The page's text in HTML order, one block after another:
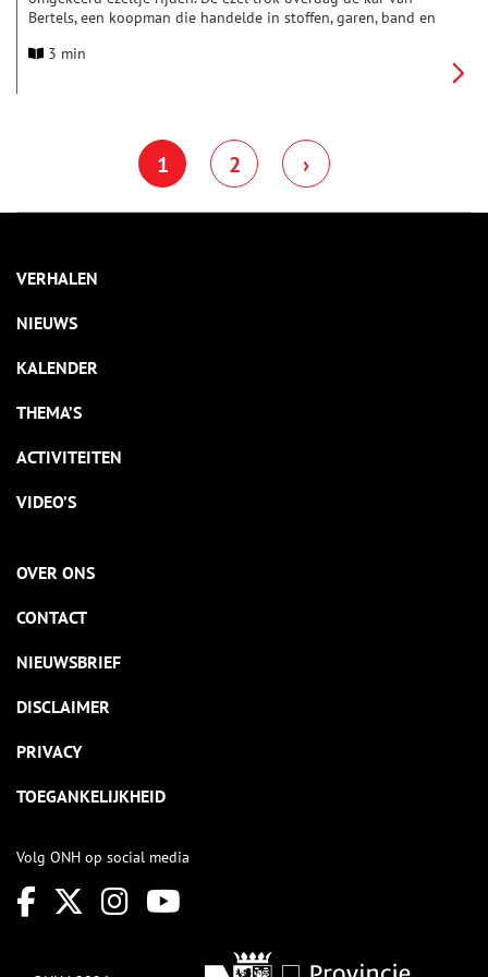
Bertels, een koopman die handelde in stoffen, garen, band en
hard kon lopen, vooral wanneer hij ’s avonds terug naar het
3 min
1 2 ›
VERHALEN
NIEUWS
KALENDER
THEMA’S
ACTIVITEITEN
VIDEO’S
OVER ONS
CONTACT
NIEUWSBRIEF
DISCLAIMER
PRIVACY
TOEGANKELIJKHEID
Volg ONH op social media